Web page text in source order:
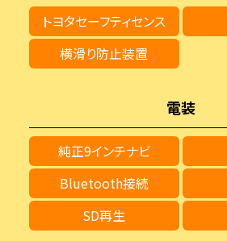
トヨタセーフティセンス
横滑り防止装置
電装
純正9インチナビ
Bluetooth接続
SD再生